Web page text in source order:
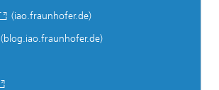
(iao.fraunhofer.de)
(blog.iao.fraunhofer.de)